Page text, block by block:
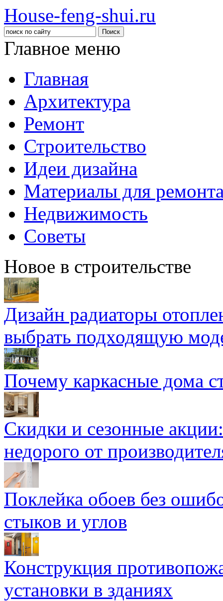
House-feng-shui.ru
Главное меню
Главная
Архитектура
Ремонт
Строительство
Идеи дизайна
Материалы для
Недвижимость
Советы
Новое в строительстве
Дизайн радиаторы
выбрать подходящую
Почему каркасные дома
Скидки и сезонные
недорого от
Поклейка обоев без
стыков и углов
Конструкция
установки в зданиях